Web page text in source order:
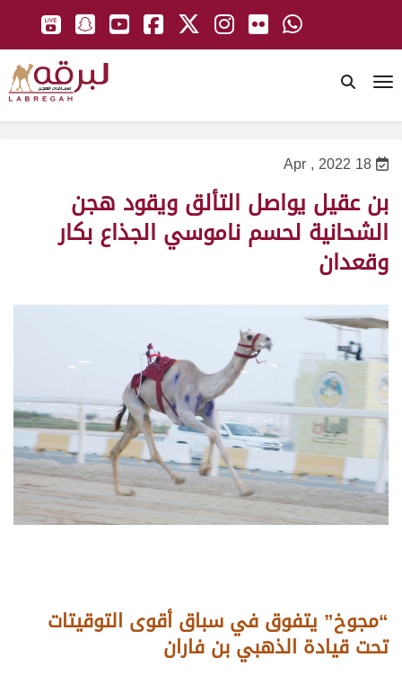
18 Apr , 2022
بن عقيل يواصل التألق ويقود هجن
الشحانية لحسم ناموسي الجذاع بكار
وقعدان
“مجوخ” يتفوق في سباق أقوى التوقيتات
تحت قيادة الذهبي بن فاران